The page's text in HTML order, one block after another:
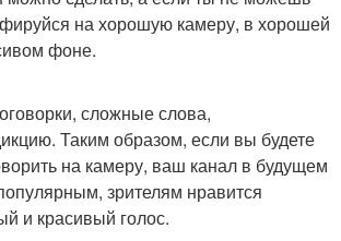
на хорошую камеру, в хорошей
фоне.
сложные слова,
Таким образом, если вы будете
на камеру, ваш канал в будущем
зрителям нравится
и красивый голос.